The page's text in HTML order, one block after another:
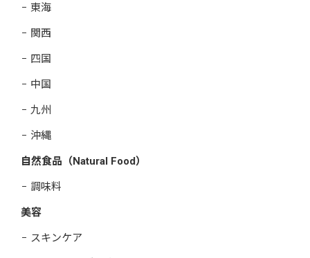
東海
関西
四国
中国
九州
沖縄
自然食品（Natural Food）
調味料
美容
スキンケア